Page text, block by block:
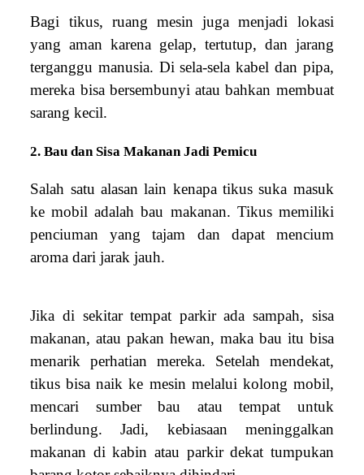
Bagi tikus, ruang mesin juga menjadi lokasi
yang aman karena gelap, tertutup, dan jarang
terganggu manusia. Di sela-sela kabel dan pipa,
mereka bisa bersembunyi atau bahkan membuat
sarang kecil.
2. Bau dan Sisa Makanan Jadi Pemicu
Salah satu alasan lain kenapa tikus suka masuk
ke mobil adalah bau makanan. Tikus memiliki
penciuman yang tajam dan dapat mencium
aroma dari jarak jauh.
Jika di sekitar tempat parkir ada sampah, sisa
makanan, atau pakan hewan, maka bau itu bisa
menarik perhatian mereka. Setelah mendekat,
tikus bisa naik ke mesin melalui kolong mobil,
mencari sumber bau atau tempat untuk
berlindung. Jadi, kebiasaan meninggalkan
makanan di kabin atau parkir dekat tumpukan